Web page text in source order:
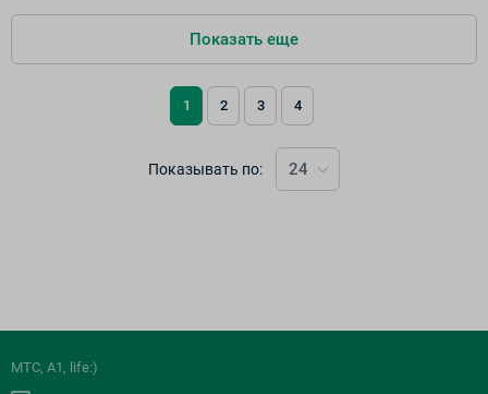
Показать еще
Показывать по: 24
1 2 3 4
МТС, A1, life:)